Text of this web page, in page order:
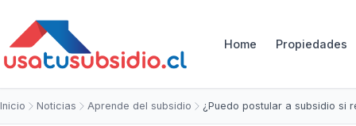
Home Propiedades
Inicio Noticias Aprende del subsidio ¿Puedo postular a subsidio si